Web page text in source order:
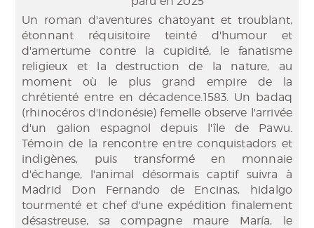
Un roman d'aventures chatoyant et troublant,
étonnant réquisitoire teinté d'humour et
d'amertume contre la cupidité, le fanatisme
religieux et la destruction de la nature, au
moment où le plus grand empire de la
chrétienté entre en décadence.1583. Un badaq
(rhinocéros d'Indonésie) femelle observe l'arrivée
d'un galion espagnol depuis l'île de Pawu.
Témoin de la rencontre entre conquistadors et
indigènes, puis transformé en monnaie
d'échange, l'animal désormais captif suivra à
Madrid Don Fernando de Encinas, hidalgo
tourmenté et chef d'une expédition finalement
désastreuse, sa compagne maure María, le